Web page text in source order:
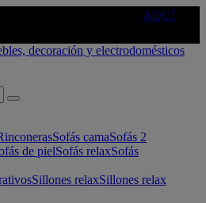
AQUÍ
Sofás camaSofás 2
de pielSofás relaxSofás
Sillones relaxSillones relax